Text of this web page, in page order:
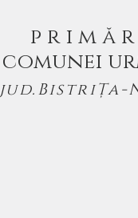
p r i m ă
comunei
jud.BistriȚa-